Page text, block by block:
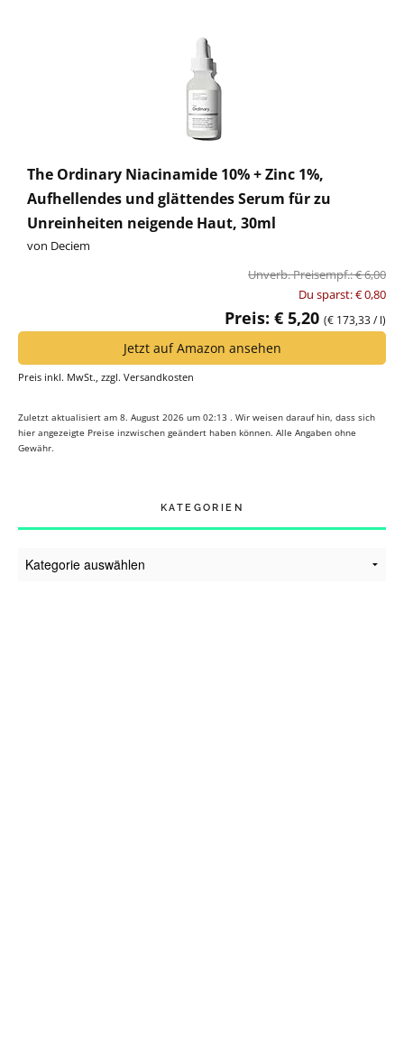
The Ordinary Niacinamide 10% + Zinc 1%,
Aufhellendes und glättendes Serum für zu
Unreinheiten neigende Haut, 30ml
von Deciem
Unverb. Preisempf.: € 6,00
Du sparst: € 0,80
Preis: € 5,20 (€ 173,33 / l)
Jetzt auf Amazon ansehen
Preis inkl. MwSt., zzgl. Versandkosten
Zuletzt aktualisiert am 8. August 2026 um 02:13 . Wir weisen darauf hin, dass sich
hier angezeigte Preise inzwischen geändert haben können. Alle Angaben ohne
Gewähr.
KATEGORIEN
Kategorien